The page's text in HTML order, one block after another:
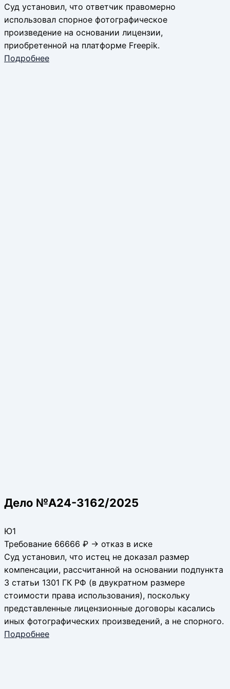
Суд установил, что ответчик правомерно
использовал спорное фотографическое
произведение на основании лицензии,
приобретенной на платформе Freepik.
Подробнее
Дело №А24-3162/2025
Ю1
Требование 66666 ₽ → отказ в иске
Cуд установил, что истец не доказал размер
компенсации, рассчитанной на основании подпункта
3 статьи 1301 ГК РФ (в двукратном размере
стоимости права использования), поскольку
представленные лицензионные договоры касались
иных фотографических произведений, а не спорного.
Подробнее